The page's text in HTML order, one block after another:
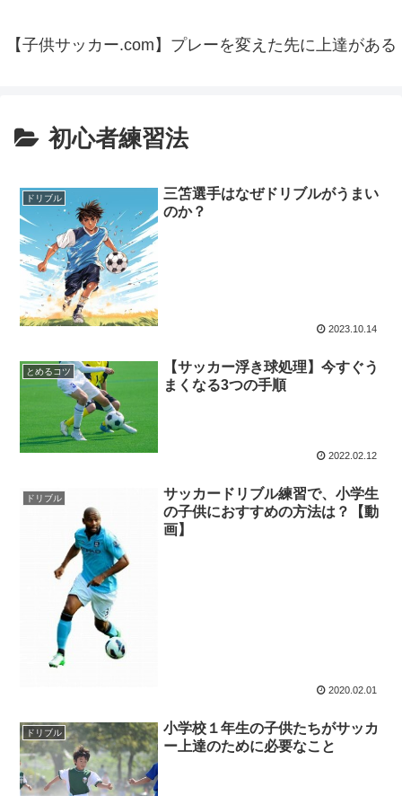
【子供サッカー.com】プレーを変えた先に上達がある
初心者練習法
ドリブル
三笘選手はなぜドリブルがうまい
のか？
2023.10.14
とめるコツ
【サッカー浮き球処理】今すぐう
まくなる3つの手順
2022.02.12
ドリブル
サッカードリブル練習で、小学生
の子供におすすめの方法は？【動
画】
2020.02.01
ドリブル
小学校１年生の子供たちがサッカ
ー上達のために必要なこと